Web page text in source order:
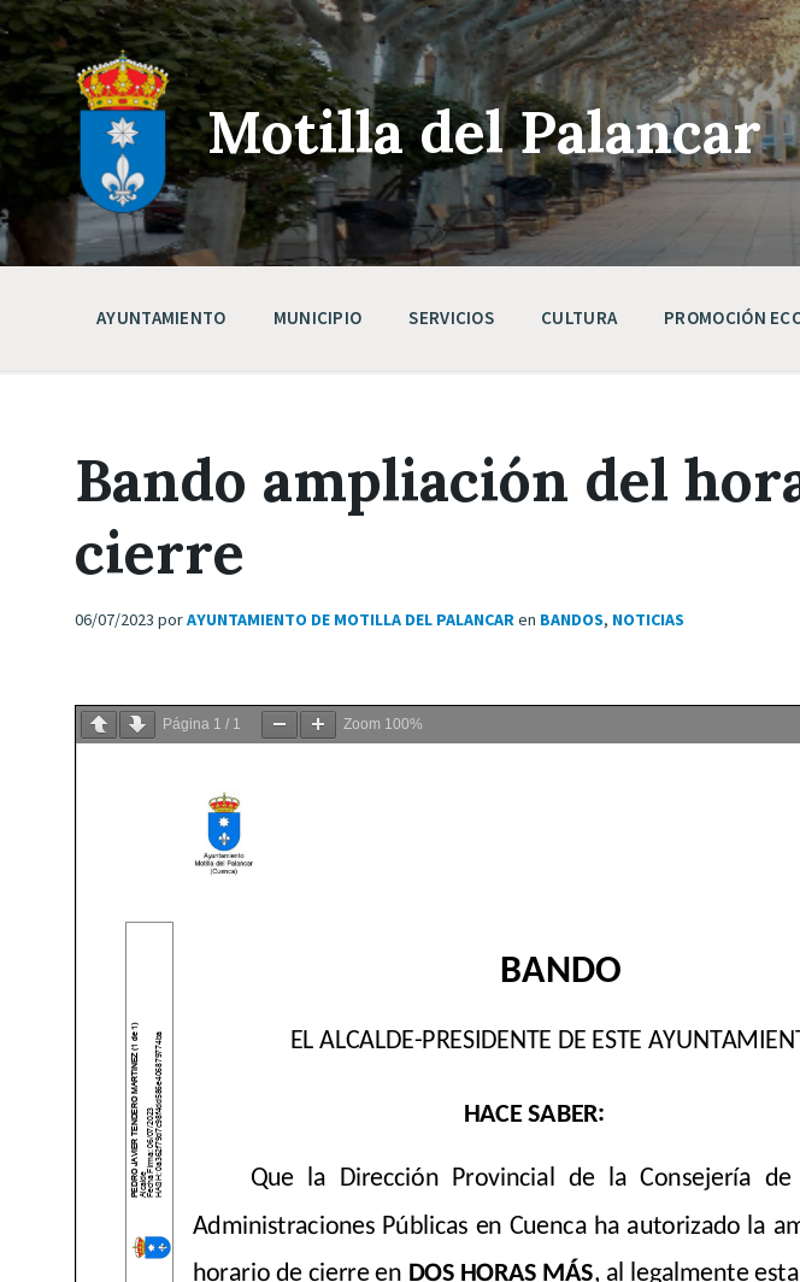
Skip
to
content
Saltar
a
la
navegación
principal
Saltar
a
pie
de
página
Motilla del Palancar
AYUNTAMIENTO MUNICIPIO SERVICIOS CULTURA PROMOCIÓN
Bando ampliación del
cierre
06/07/2023 porAYUNTAMIENTO DE MOTILLA DEL PALANCARen BANDOS, NOTICIAS
Página 1 / 1 Zoom 100%